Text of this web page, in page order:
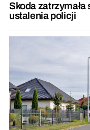
Skoda
ustalenia policji